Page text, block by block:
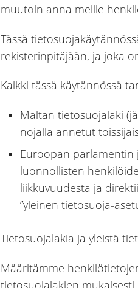
muutoin anna meille
Tässä
rekisterinpitäjään, ja joka
Kaikki tässä käytännössä
Maltan tietosuojalaki
nojalla annetut
Euroopan parlamentin
luonnollisten
liikkuvuudesta ja
”yleinen tietosuoja-
Tietosuojalakia ja yleistä
Määritämme
tietosuojalakien mukaisesti.